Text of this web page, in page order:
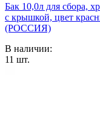
Бак 10,0л для сбора,
с крышкой, цвет
(РОССИЯ)
В наличии:
11 шт.